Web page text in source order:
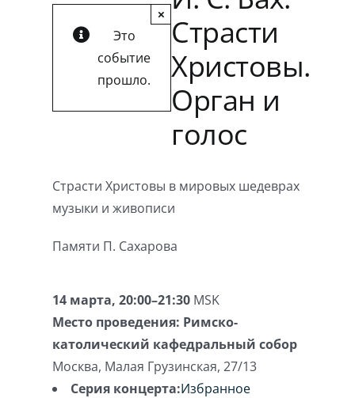
Это
событие
прошло.
×
Страсти
Христовы.
Орган и
голос
Страсти Христовы в мировых шедеврах
музыки и живописи
Памяти П. Сахарова
14 марта, 20:00–21:30 MSK
Место проведения: Римско-
католический кафедральный собор
Москва, Малая Грузинская, 27/13
Серия концерта:Избранное